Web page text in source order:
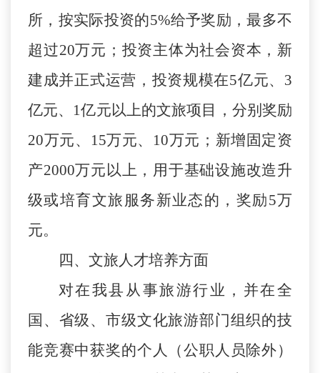
所，按实际投资的5%给予奖励，最多不
超过20万元；投资主体为社会资本，新
建成并正式运营，投资规模在5亿元、3
亿元、1亿元以上的文旅项目，分别奖励
20万元、15万元、10万元；新增固定资
产2000万元以上，用于基础设施改造升
级或培育文旅服务新业态的，奖励5万
元。
四、文旅人才培养方面
对在我县 从事旅游行业，并在全
国、省级、市级文化旅游部门组织的技
能竞赛中获奖的个人（公职人员除外）